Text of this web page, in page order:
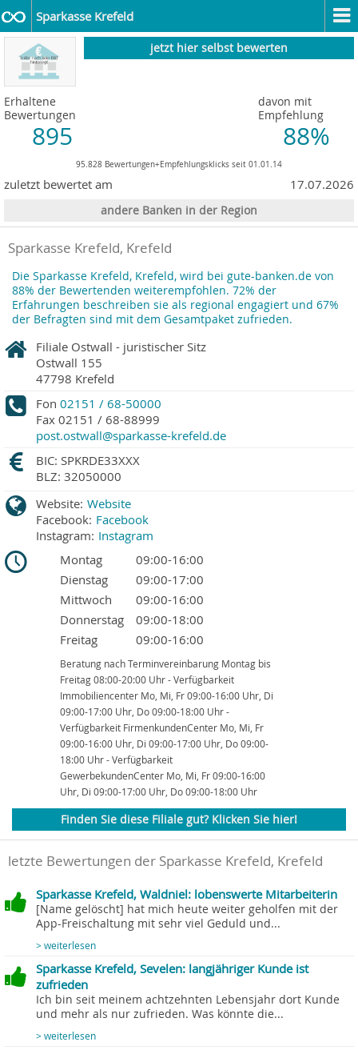
Sparkasse Krefeld
jetzt hier selbst bewerten
Erhaltene
Bewertungen
895
davon mit
Empfehlung
88%
95.828 Bewertungen+Empfehlungsklicks seit 01.01.14
zuletzt bewertet am 17.07.2026
andere Banken in der Region
Sparkasse Krefeld, Krefeld
Die Sparkasse Krefeld, Krefeld, wird bei gute-banken.de von
88% der Bewertenden weiterempfohlen. 72% der
Erfahrungen beschreiben sie als regional engagiert und 67%
der Befragten sind mit dem Gesamtpaket zufrieden.
Filiale Ostwall - juristischer Sitz
Ostwall 155
47798 Krefeld
Fon 02151 / 68-50000
Fax 02151 / 68-88999
post.ostwall@sparkasse-krefeld.de
BIC: SPKRDE33XXX
BLZ: 32050000
Website: Website
Facebook: Facebook
Instagram: Instagram
Montag
09:00-16:00
Dienstag
09:00-17:00
Mittwoch
09:00-16:00
Donnerstag
09:00-18:00
Freitag
09:00-16:00
Beratung nach Terminvereinbarung Montag bis
Freitag 08:00-20:00 Uhr - Verfügbarkeit
Immobiliencenter Mo, Mi, Fr 09:00-16:00 Uhr, Di
09:00-17:00 Uhr, Do 09:00-18:00 Uhr -
Verfügbarkeit FirmenkundenCenter Mo, Mi, Fr
09:00-16:00 Uhr, Di 09:00-17:00 Uhr, Do 09:00-
18:00 Uhr - Verfügbarkeit
GewerbekundenCenter Mo, Mi, Fr 09:00-16:00
Uhr, Di 09:00-17:00 Uhr, Do 09:00-18:00 Uhr
Finden Sie diese Filiale gut? Klicken Sie hier!
letzte Bewertungen der Sparkasse Krefeld, Krefeld
Sparkasse Krefeld, Waldniel: lobenswerte Mitarbeiterin
[Name gelöscht] hat mich heute weiter geholfen mit der
App-Freischaltung mit sehr viel Geduld und...
> weiterlesen
Sparkasse Krefeld, Sevelen: langjähriger Kunde ist
zufrieden
Ich bin seit meinem achtzehnten Lebensjahr dort Kunde
und mehr als nur zufrieden. Was könnte die...
> weiterlesen